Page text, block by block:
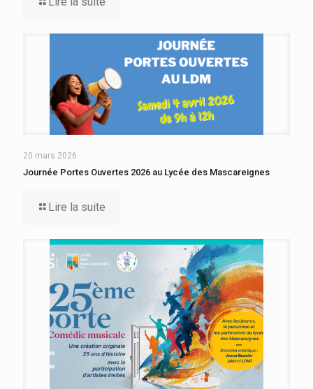
20 mars 2026
Journée Portes Ouvertes 2026 au Lycée des Mascareignes
Lire la suite